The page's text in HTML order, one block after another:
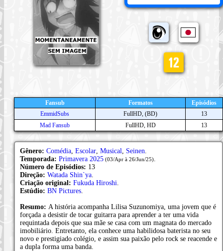
Fansub Formatos
Episódios
EmmidSubs
FullHD, (BD)
13
Mad Fansub
FullHD, HD 13
Gênero: Comédia Escolar Musical Seinen
Temporada: Primavera 2025 (03/Apr à 26/Jun/25)
Número de Episódios: 13
Direção: Watada Shin`ya
Criação original: Fukuda Hiroshi
Estúdio: BN Pictures
Resumo: A história acompanha Lilisa Suzunomiya, uma jovem que é
forçada a desistir de tocar guitarra para aprender a ter uma vida
requintada depois que sua mãe se casa com um magnata do mercado
imobiliário. Entretanto, ela conhece uma habilidosa baterista no seu
novo e prestigiado colégio, e assim sua paixão pelo rock se reacende e
a dupla forma uma banda.